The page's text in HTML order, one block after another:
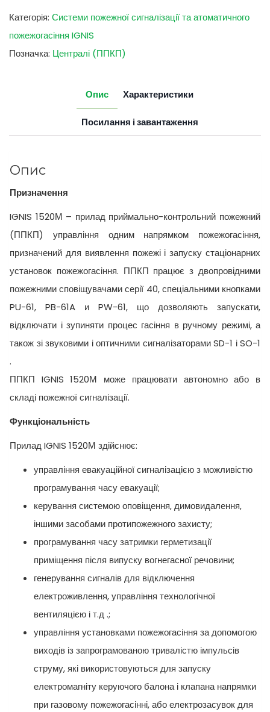
Категорія: Системи пожежної сигналізації та атоматичного
пожежогасіння IGNIS
Позначка: Централі (ППКП)
Опис Характеристики
Посилання і завантаження
Опис
Призначення
IGNIS 1520М – прилад приймально-контрольний пожежний
(ППКП) управління одним напрямком пожежогасіння,
призначений для виявлення пожежі і запуску стаціонарних
установок пожежогасіння. ППКП працює з двопровідними
пожежними сповіщувачами серії 40, спеціальними кнопками
PU-61, PB-61A и PW-61, що дозволяють запускати,
відключати і зупиняти процес гасіння в ручному режимі, а
також зі звуковими і оптичними сигналізаторами SD-1 і SO-1
.
ППКП IGNIS 1520М може працювати автономно або в
складі пожежної сигналізації.
Функціональність
Прилад IGNIS 1520М здійснює:
управління евакуаційної сигналізацією з можливістю
програмування часу евакуації;
керування системою оповіщення, димовидалення,
іншими засобами протипожежного захисту;
програмування часу затримки герметизації
приміщення після випуску вогнегасної речовини;
генерування сигналів для відключення
електроживлення, управління технологічної
вентиляцією і т.д .;
управління установками пожежогасіння за допомогою
виходів із запрограмованою тривалістю імпульсів
струму, які використовуються для запуску
електромагніту керуючого балона і клапана напрямки
при газовому пожежогасінні, або електрозасувок для